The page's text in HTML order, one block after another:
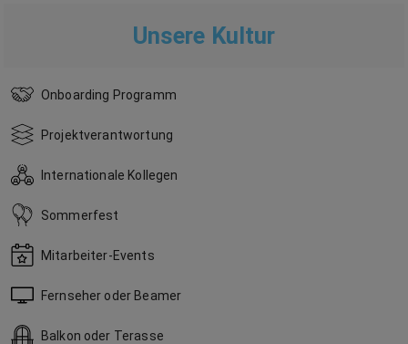
Unsere Kultur
Onboarding Programm
Projektverantwortung
Internationale Kollegen
Sommerfest
Mitarbeiter-Events
Fernseher oder Beamer
Balkon oder Terasse